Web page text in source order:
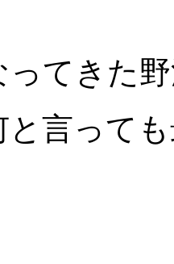
ってきた
と言って